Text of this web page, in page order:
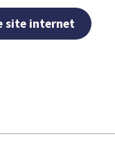
site internet